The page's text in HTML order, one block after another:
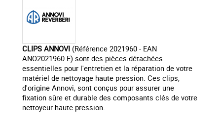
CLIPS ANNOVI (Référence 2021960 - EAN
ANO2021960-E) sont des pièces détachées
essentielles pour l'entretien et la réparation de votre
matériel de nettoyage haute pression. Ces clips,
d'origine Annovi, sont conçus pour assurer une
fixation sûre et durable des composants clés de votre
nettoyeur haute pression.